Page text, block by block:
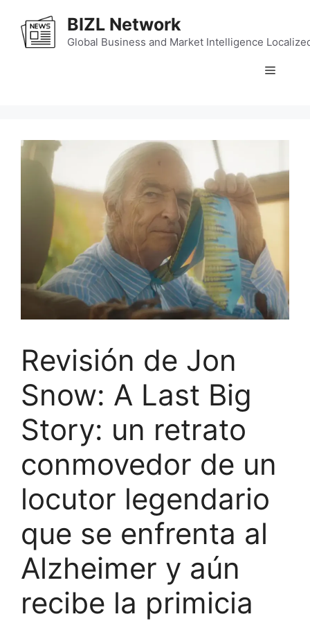
content
BIZL Network
Global Business and Market Intelligence
Menu
Revisión de Jon
Snow: A Last Big
Story: un retrato
conmovedor de un
locutor legendario
que se enfrenta al
Alzheimer y aún
recibe la primicia